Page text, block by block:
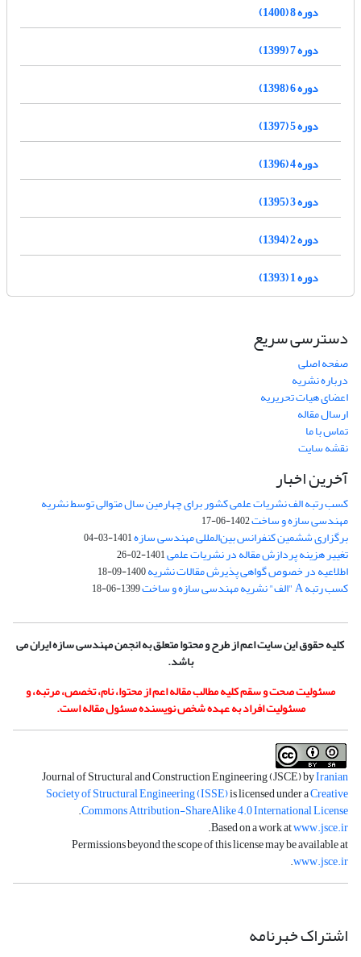
دوره 8 (1400)
دوره 7 (1399)
دوره 6 (1398)
دوره 5 (1397)
دوره 4 (1396)
دوره 3 (1395)
دوره 2 (1394)
دوره 1 (1393)
دسترسی سریع
صفحه اصلی
درباره نشریه
اعضای هیات تحریریه
ارسال مقاله
تماس با ما
نقشه سایت
آخرین اخبار
کسب رتبه الف نشریات علمی کشور برای چهارمین سال متوالی توسط نشریه
مهندسی سازه و ساخت1402-06-17
برگزاری ششمین کنفرانس بین‌المللی مهندسی سازه1401-03-04
تغییر هزینه پردازش مقاله در نشریات علمی1401-02-26
اطلاعیه در خصوص گواهی پذیرش مقالات نشریه1400-09-18
کسب رتبه A "الف" نشریه مهندسی سازه و ساخت 1399-06-18
کلیه حقوق این سایت اعم از طرح و محتوا متعلق به انجمن مهندسی سازه ایران می
باشد.
مسئولیت صحت و سقم کلیه مطالب مقاله اعم از محتوا، نام، تخصص، مرتبه، و
مسئولیت افراد به عهده شخص نویسنده مسئول مقاله است.
Journal of Structural and Construction Engineering (JSCE) byIranian
Society of Structural Engineering (ISSE)is licensed under aCreative
Commons Attribution-ShareAlike 4.0 International License
.
Based on a work atwww.jsce.ir
.
Permissions beyond the scope of this license may be available at
www.jsce.ir
.
اشتراک خبرنامه